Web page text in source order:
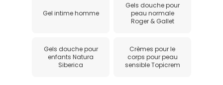
Gel intime homme
Gels douche pour
peau normale
Roger & Gallet
Gels douche pour
enfants Natura
Siberica
Crèmes pour le
corps pour peau
sensible Topicrem